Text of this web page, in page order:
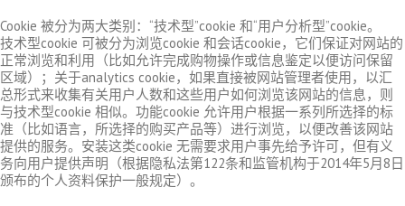
Cookie 被分为两大类别：“技术型”cookie 和“用户分析型”cookie。
技术型cookie 可被分为浏览cookie 和会话cookie，它们保证对网站的
正常浏览和利用（比如允许完成购物操作或信息鉴定以便访问保留
区域）；关于analytics cookie，如果直接被网站管理者使用，以汇
总形式来收集有关用户人数和这些用户如何浏览该网站的信息，则
与技术型cookie 相似。功能cookie 允许用户根据一系列所选择的标
准（比如语言，所选择的购买产品等）进行浏览，以便改善该网站
提供的服务。安装这类cookie 无需要求用户事先给予许可，但有义
务向用户提供声明（根据隐私法第122条和监管机构于2014年5月8日
颁布的个人资料保护一般规定）。